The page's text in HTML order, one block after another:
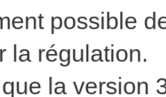
possible
la régulation.
la version